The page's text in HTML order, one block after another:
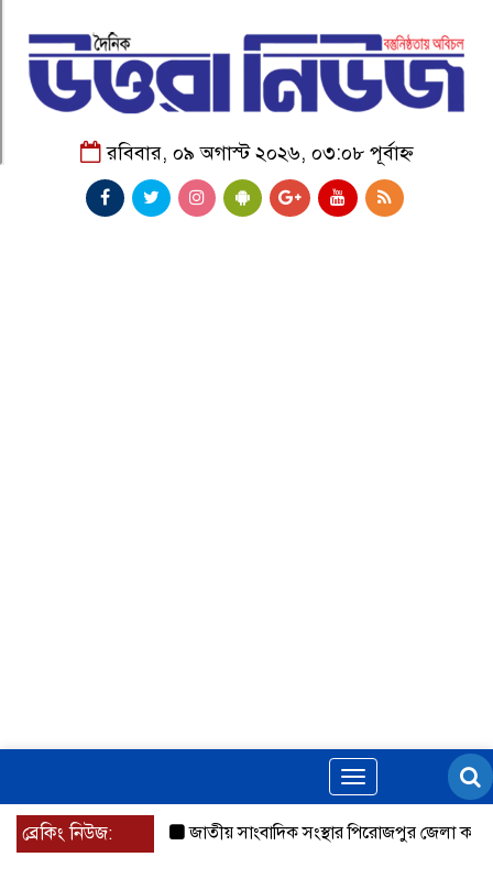
রবিবার, ০৯ অগাস্ট ২০২৬, ০৩:০৮ পূর্বাহ্ন
Toggle
navigation
ব্রেকিং নিউজ: জাতীয় সাংবাদিক সংস্থার পিরোজপুর জেলা কমিটি